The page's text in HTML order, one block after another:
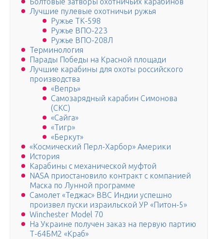
Лучшие пулевые охотничьи ружья
Ружье ТК-598
Ружье ВПО-223
Ружье ВПО-208Л
Терминология
Парады Победы на Красной площади
Лучшие карабины для охоты российского
производства
«Вепрь»
Самозарядный карабин Симонова
(СКС)
«Сайга»
«Тигр»
«Беркут»
«Космический Перл-Харбор» Америки
История
Карабины с механической муфтой
NASA приостановило контракт с компанией
Маска по Лунной программе
Самолет «Теджас» ВВС Индии успешно
произвел пуски израильской УР «Питон-5»
Winchester Model 70
На Украине получен заказ на первую партию
Т-64БМ2 «Краб»